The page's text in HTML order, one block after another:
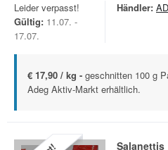
Leider verpasst!
Gültig: 11.07. -
17.07.
Händler:
€ 17,90 / kg - geschnitten 100 g
Adeg Aktiv-Markt erhältlich.
Salanettis